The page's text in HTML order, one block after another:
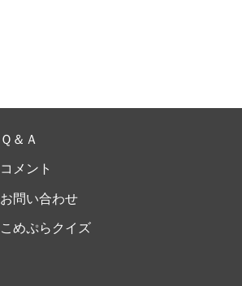
Ｑ＆Ａ
コメント
お問い合わせ
こめぷらクイズ